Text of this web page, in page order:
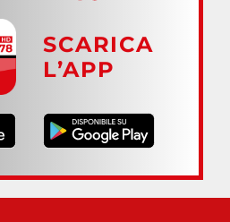
SCARICA
L’APP